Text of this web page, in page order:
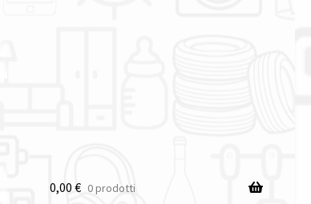
0,00 € 0 prodotti